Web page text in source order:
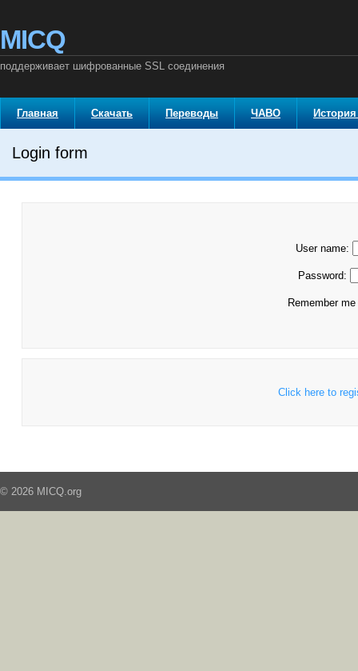
MICQ
поддерживает шифрованные SSL соединения
Главная Скачать Переводы ЧАВО
Login form
User name:
Password:
Remember
Click here to
© 2026 MICQ.org